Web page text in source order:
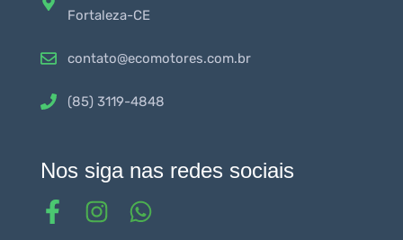
Fortaleza-CE
contato@ecomotores.com.br
(85) 3119-4848
Nos siga nas redes sociais